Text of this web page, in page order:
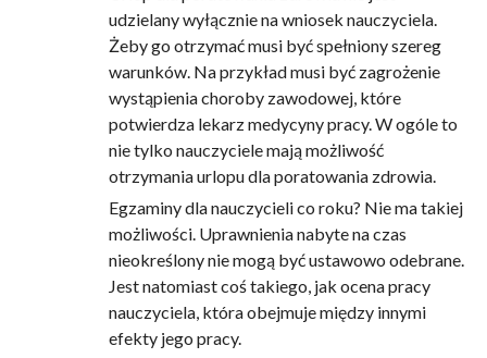
udzielany wyłącznie na wniosek nauczyciela.
Żeby go otrzymać musi być spełniony szereg
warunków. Na przykład musi być zagrożenie
wystąpienia choroby zawodowej, które
potwierdza lekarz medycyny pracy. W ogóle to
nie tylko nauczyciele mają możliwość
otrzymania urlopu dla poratowania zdrowia.
Egzaminy dla nauczycieli co roku? Nie ma takiej
możliwości. Uprawnienia nabyte na czas
nieokreślony nie mogą być ustawowo odebrane.
Jest natomiast coś takiego, jak ocena pracy
nauczyciela, która obejmuje między innymi
efekty jego pracy.